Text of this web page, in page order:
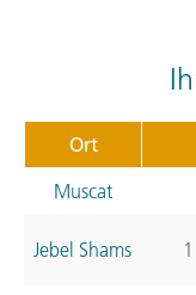
Ort
Muscat
Jebel Shams